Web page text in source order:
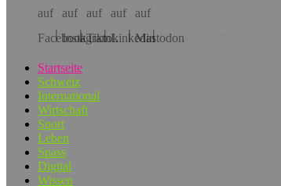
Hol dir die App!
Startseite
Schweiz
International
Wirtschaft
Sport
Leben
Spass
Digital
Wissen